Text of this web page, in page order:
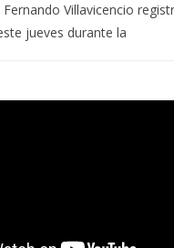
Fernando Villavicencio
jueves durante la